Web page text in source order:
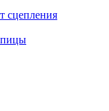
сцепления